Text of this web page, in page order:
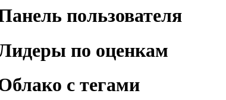
пользователя
по оценкам
с тегами